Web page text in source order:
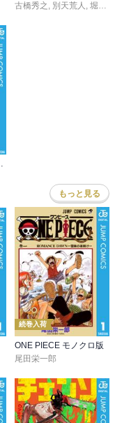
古橋秀之 , 別天荒人 , 堀越耕平
もっと見る
続巻入荷
ONE PIECE モノクロ版
尾田栄一郎